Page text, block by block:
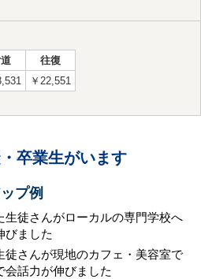
往復
￥22,551
卒業生がいます
プ例
生徒さんがローカルの専門学校へ
びました
徒さんが現地のカフェ・美容室で
会話力が伸びました